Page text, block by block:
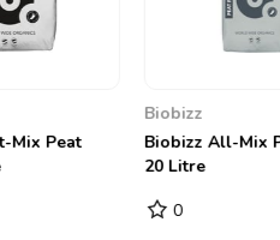
Biobizz All-Mix Peat Free